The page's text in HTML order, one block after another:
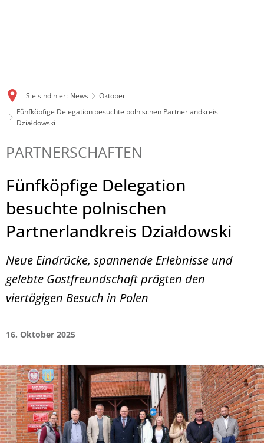
Sie sind hier: News
Oktober
Fünfköpfige Delegation besuchte polnischen Partnerlandkreis
Działdowski
PARTNERSCHAFTEN
Fünfköpfige Delegation
besuchte polnischen
Partnerlandkreis Działdowski
Neue Eindrücke, spannende Erlebnisse und
gelebte Gastfreundschaft prägten den
viertägigen Besuch in Polen
16. Oktober 2025